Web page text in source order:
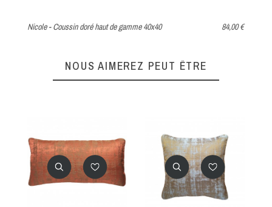
Nicole - Coussin doré haut de gamme 40x40 84,00 €
NOUS AIMEREZ PEUT ÊTRE